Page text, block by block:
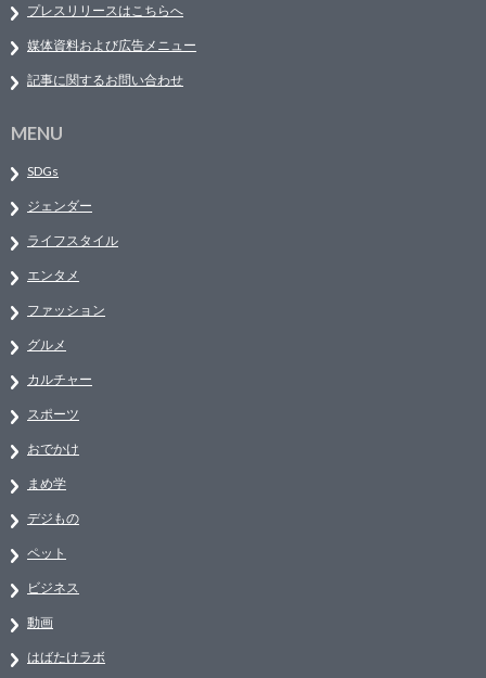
プレスリリースはこちらへ
媒体資料および広告メニュー
記事に関するお問い合わせ
MENU
SDGs
ジェンダー
ライフスタイル
エンタメ
ファッション
グルメ
カルチャー
スポーツ
おでかけ
まめ学
デジもの
ペット
ビジネス
動画
はばたけラボ